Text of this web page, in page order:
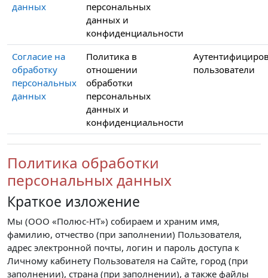
данных
персональных
данных и
конфиденциальности
Согласие на
обработку
персональных
данных
Политика в
отношении
обработки
персональных
данных и
конфиденциальности
пользователи
Политика обработки
персональных данных
Краткое изложение
Мы (ООО «Полюс-НТ») собираем и храним имя,
фамилию, отчество (при заполнении) Пользователя,
адрес электронной почты, логин и пароль доступа к
Личному кабинету Пользователя на Сайте, город (при
заполнении), страна (при заполнении), а также файлы